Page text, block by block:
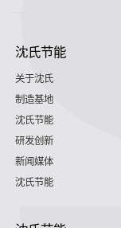
沈氏节能
关于沈氏
制造基地
沈氏节能
研发创新
新闻媒体
沈氏节能